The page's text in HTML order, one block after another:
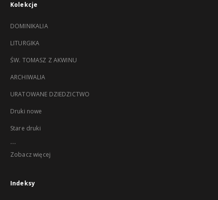
Kolekcje
DOMINIKALIA
LITURGIKA
ŚW. TOMASZ Z AKWINU
ARCHIWALIA
URATOWANE DZIEDZICTWO
Druki nowe
Stare druki
...
Zobacz więcej
Indeksy